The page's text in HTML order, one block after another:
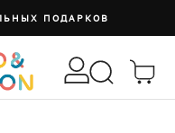
ПОДАРКОВ